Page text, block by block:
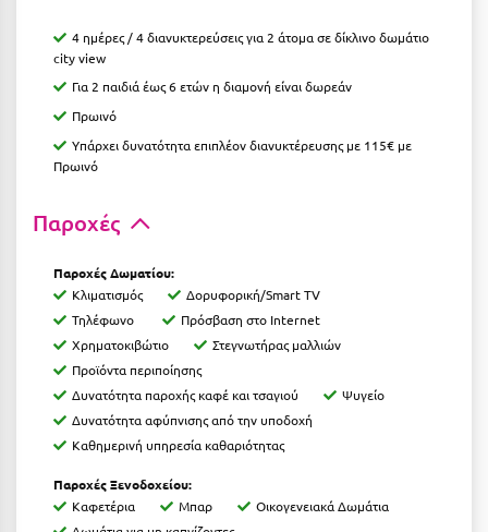
Λιτόχωρο
Λουτρά Πόζαρ
Λουτράκι
Λούτσα
Μάνη
Μαραθώνας Αττικής
Μαρώνεια
Μεθώνη
Μεσολόγγι
Μεσσηνία
4 ημέρες / 4 διανυκτερεύσεις για 2 άτομα σε δίκλινο δωμάτιο
city view
Για 2 παιδιά έως 6 ετών η διαμονή είναι δωρεάν
Πρωινό
Υπάρχει δυνατότητα επιπλέον διανυκτέρευσης με 115€ με
Πρωινό
Παροχές
Παροχές Δωματίου:
Κλιματισμός
Δορυφορική/Smart TV
Τηλέφωνο
Πρόσβαση στο Internet
Χρηματοκιβώτιο
Στεγνωτήρας μαλλιών
Προϊόντα περιποίησης
Δυνατότητα παροχής καφέ και τσαγιού
Ψυγείο
Δυνατότητα αφύπνισης από την υποδοχή
Καθημερινή υπηρεσία καθαριότητας
Παροχές Ξενοδοχείου:
Καφετέρια
Μπαρ
Οικογενειακά Δωμάτια